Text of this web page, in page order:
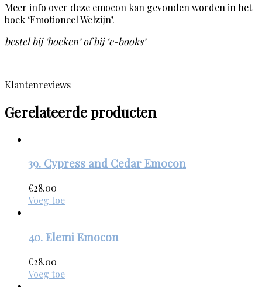
Meer info over deze emocon kan gevonden worden in het
boek ‘Emotioneel Welzijn’.
bestel bij ‘boeken’ of bij ‘e-books’
Klantenreviews
Gerelateerde producten
39. Cypress and Cedar Emocon
€28.00
Voeg toe
40. Elemi Emocon
€28.00
Voeg toe